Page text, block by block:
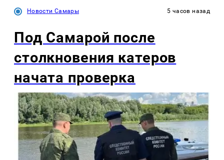
Новости Самары 5 часов назад
Под Самарой после
столкновения катеров
начата проверка